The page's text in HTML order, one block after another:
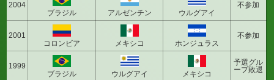
2004
ブラジル
アルゼンチン ウルグアイ
不参加
2001
コロンビア
メキシコ ホンジュラス
不参加
1999
ブラジル
ウルグアイ メキシコ
予選グル
ープ敗退